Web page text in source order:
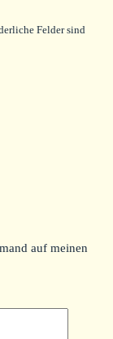
Felder sind
auf meinen